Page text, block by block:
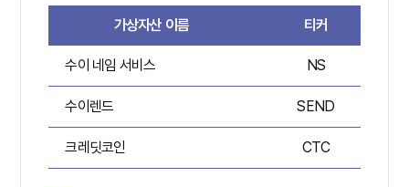
가상자산 이름 티커
수이 네임 서비스 NS
수이렌드 SEND
크레딧코인 CTC